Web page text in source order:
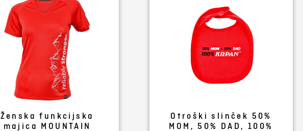
Ženska funkcijska
majica MOUNTAIN
Otroški slinček 50%
MOM, 50% DAD, 100%